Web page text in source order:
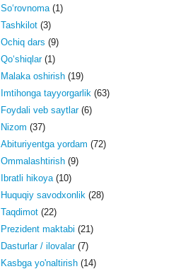
So‘rovnoma(1)
Tashkilot(3)
Ochiq dars (9)
Qo‘shiqlar(1)
Malaka oshirish(19)
Imtihonga tayyorgarlik(63)
Foydali veb saytlar(6)
Nizom (37)
Abituriyentga yordam (72)
Ommalashtirish(9)
Ibratli hikoya(10)
Huquqiy savodxonlik(28)
Taqdimot(22)
Prezident maktabi (21)
Dasturlar / ilovalar(7)
Kasbga yo'naltirish(14)